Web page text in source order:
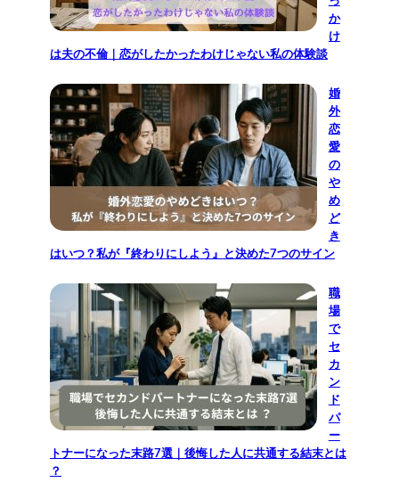
か
け
は夫の不倫｜恋がしたかったわけじゃない私の体験談
婚
外
恋
愛
の
や
め
ど
き
はいつ？私が『終わりにしよう』と決めた7つのサイン
職
場
で
セ
カ
ン
ド
パ
ー
トナーになった末路7選｜後悔した人に共通する結末とは
？